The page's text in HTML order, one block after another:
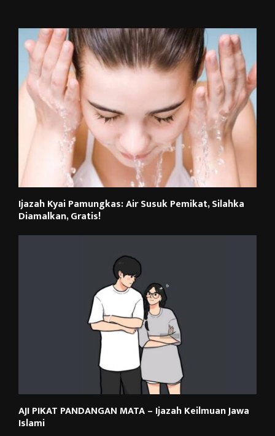
Ijazah Kyai Pamungkas: Air Susuk Pemikat, Silahka
Diamalkan, Gratis!
AJI PIKAT PANDANGAN MATA – Ijazah Keilmuan Jawa
Islami